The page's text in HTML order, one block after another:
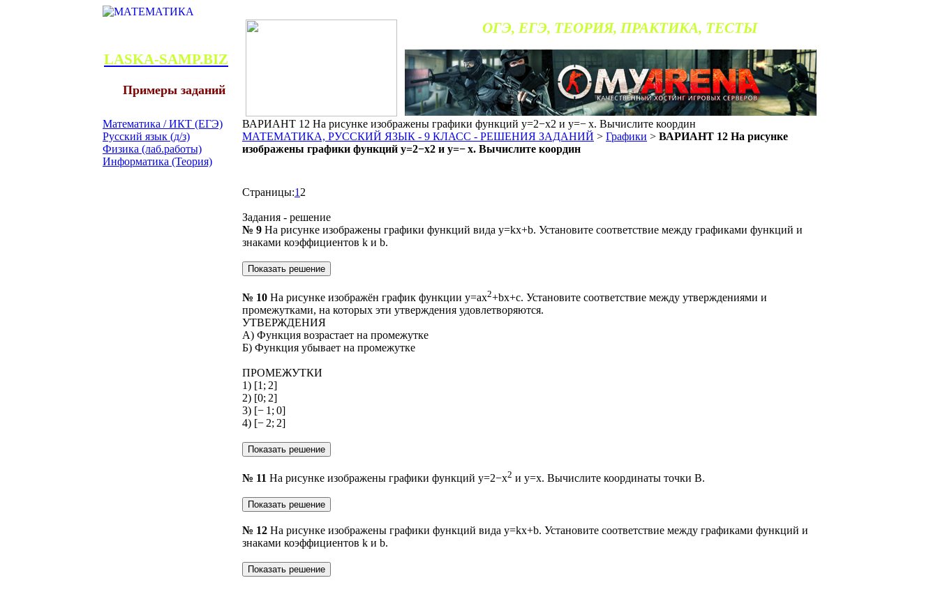
LASKA-SAMP.BIZ
Примеры заданий
ОГЭ, ЕГЭ, ТЕОРИЯ, ПРАКТИКА, ТЕСТЫ
Математика / ИКТ (ЕГЭ)
Русский язык (д/з)
Физика (лаб.работы)
Информатика (Теория)
ВАРИАНТ 12 На рисунке изображены графики функций y=2−x2 и y=− x. Вычислите координ
МАТЕМАТИКА, РУССКИЙ ЯЗЫК - 9 КЛАСС - РЕШЕНИЯ ЗАДАНИЙ > Графики > ВАРИАНТ 12 На рисунке
изображены графики функций y=2−x2 и y=− x. Вычислите координ
Страницы:1 2
Задания - решение
№ 9 На рисунке изображены графики функций вида y=kx+b. Установите соответствие между графиками функций и
знаками коэффициентов k и b.
№ 10 На рисунке изображён график функции y=ax2​+bx+c. Установите соответствие между утверждениями и
промежутками, на которых эти утверждения удовлетворяются.
УТВЕРЖДЕНИЯ
А) Функция возрастает на промежутке
Б) Функция убывает на промежутке
ПРОМЕЖУТКИ
1) [1; 2]
2) [0; 2]
3) [− 1; 0]
4) [− 2; 2]
№ 11 На рисунке изображены графики функций y=2−x2 и y=x. Вычислите координаты точки B.
№ 12 На рисунке изображены графики функций вида y=kx+b. Установите соответствие между графиками функций и
знаками коэффициентов k и b.